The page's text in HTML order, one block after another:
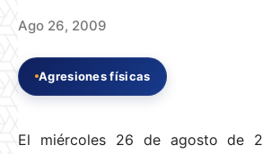
Ago 26, 2009
Agresiones físicas
El miércoles 26 de agosto de